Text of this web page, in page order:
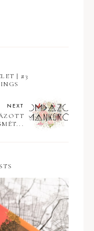
| #3
NEXT